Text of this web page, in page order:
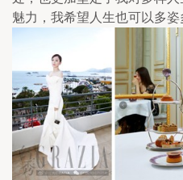
魅力，我希望人生也可以多姿